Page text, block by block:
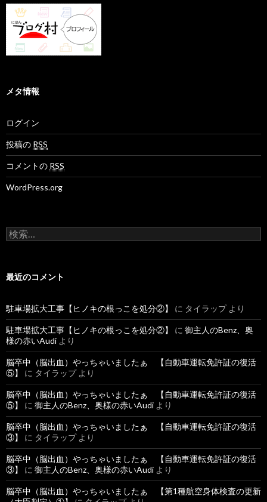
メタ情報
ログイン
投稿の RSS
コメントの RSS
WordPress.org
検
索
最近のコメント
駐車場拡大工事【ヒノキの根っこを処分②】 に タイラップより
駐車場拡大工事【ヒノキの根っこを処分②】 に 御主人のBenz、奥
様の赤いAudi より
脳卒中（脳出血）やっちゃいましたぁ 【自動車運転免許証の復活
⑤】
に タイラップより
脳卒中（脳出血）やっちゃいましたぁ 【自動車運転免許証の復活
⑤】
に 御主人のBenz、奥様の赤いAudi より
脳卒中（脳出血）やっちゃいましたぁ 【自動車運転免許証の復活
③】
に タイラップより
脳卒中（脳出血）やっちゃいましたぁ 【自動車運転免許証の復活
③】
に 御主人のBenz、奥様の赤いAudi より
脳卒中（脳出血）やっちゃいましたぁ 【第1種航空身体検査の更新